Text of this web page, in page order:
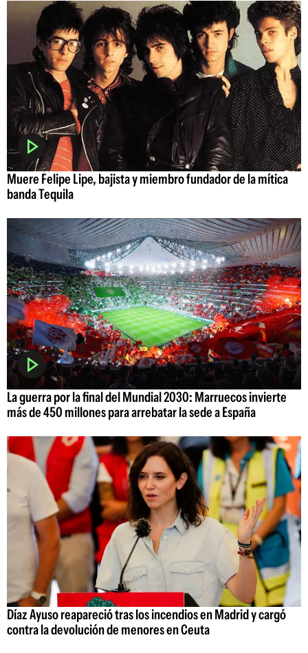
Muere Felipe Lipe, bajista y miembro fundador de la mítica
banda Tequila
La guerra por la final del Mundial 2030: Marruecos invierte
más de 450 millones para arrebatar la sede a España
Díaz Ayuso reapareció tras los incendios en Madrid y cargó
contra la devolución de menores en Ceuta